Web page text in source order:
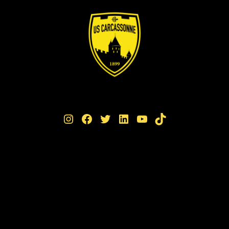
Instagram Facebook Twitter LinkedIn YouTube TikTok